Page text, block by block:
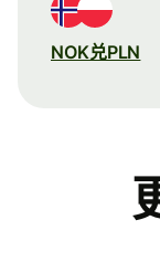
NOK兑PLN